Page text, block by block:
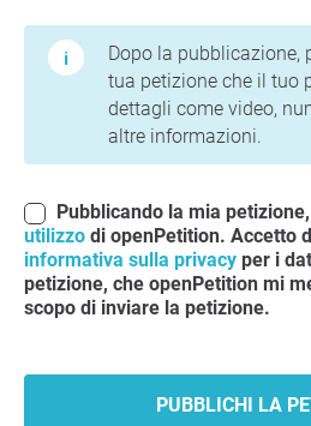
Dopo la pubblicazione,
tua petizione che il tuo
dettagli come video,
altre informazioni.
Pubblicando la mia
utilizzo di openPetition. Accetto
informativa sulla privacy per i
petizione, che openPetition mi
scopo di inviare la petizione.
PUBBLICHI LA